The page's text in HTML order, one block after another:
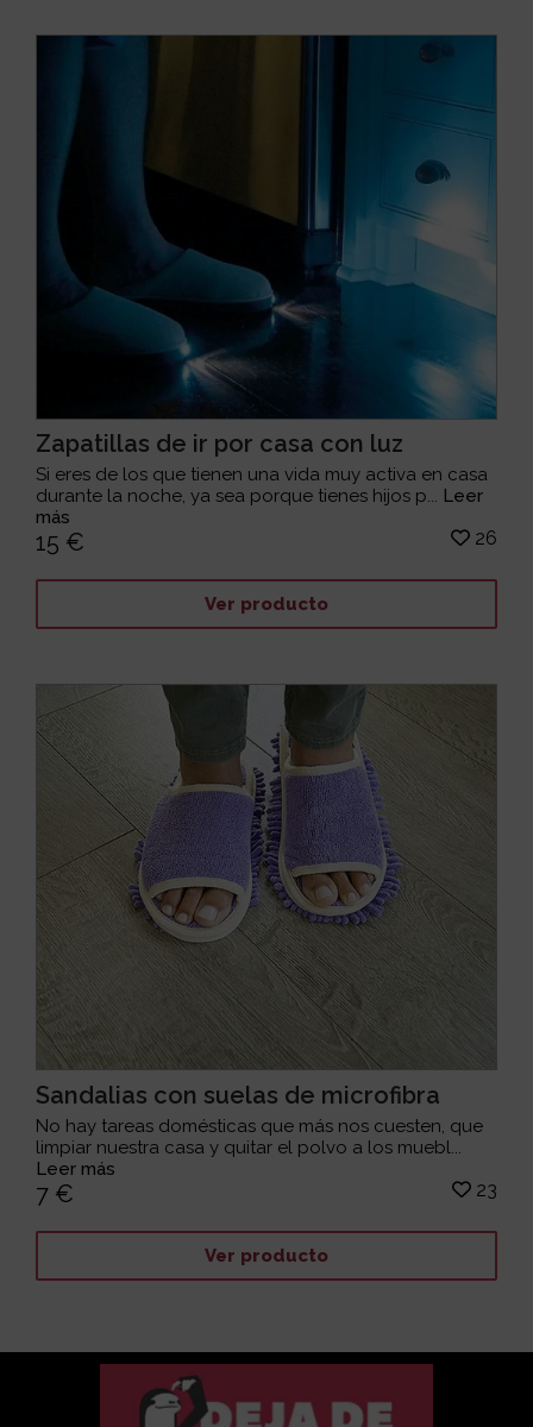
Zapatillas de ir por casa con luz
Si eres de los que tienen una vida muy activa en casa
durante la noche, ya sea porque tienes hijos p... Leer
más
15 € 26
Ver producto
Sandalias con suelas de microfibra
No hay tareas domésticas que más nos cuesten, que
limpiar nuestra casa y quitar el polvo a los muebl...
Leer más
7 € 23
Ver producto